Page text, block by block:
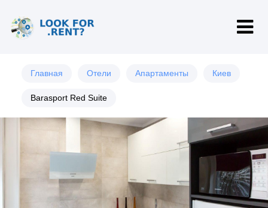
Главная Отели Апартаменты Киев
Barasport Red Suite